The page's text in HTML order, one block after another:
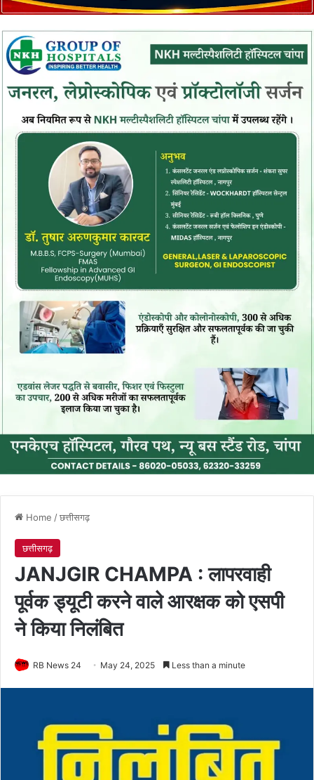
Home /छत्तीसगढ़
छत्तीसगढ़
JANJGIR CHAMPA : लापरवाही
पूर्वक ड्यूटी करने वाले आरक्षक को एसपी
ने किया निलंबित
RB News 24 May 24, 2025 Less than a minute